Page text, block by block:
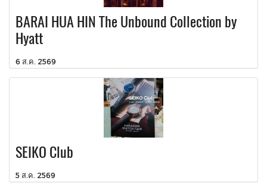
BARAI HUA HIN The Unbound Collection by
Hyatt
6 ส.ค. 2569
SEIKO Club
5 ส.ค. 2569